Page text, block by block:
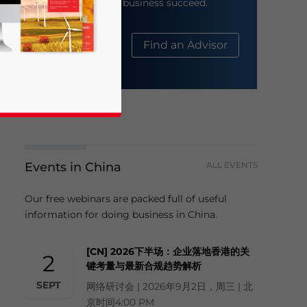
help your business succeed.
About Us Find an Advisor
Events in China ALL EVENTS
Our free webinars are packed full of useful
information for doing business in China.
2
SEPT
[CN] 2026下半场：企业落地香港的关
键考量与最新合规趋势解析
网络研讨会 | 2026年9月2日，周三 | 北
京时间4:00 PM
news and updates for Asia!